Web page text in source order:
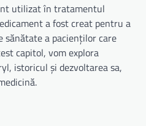
utilizat în tratamentul
a fost creat pentru a
sănătate a pacienților care
capitol, vom explora
istoricul și dezvoltarea sa,